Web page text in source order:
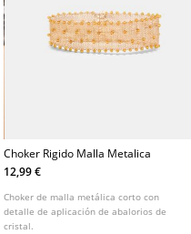
Choker Rigido Malla Metalica
12,99 €
Choker de malla metálica corto con
detalle de aplicación de abalorios de
cristal.